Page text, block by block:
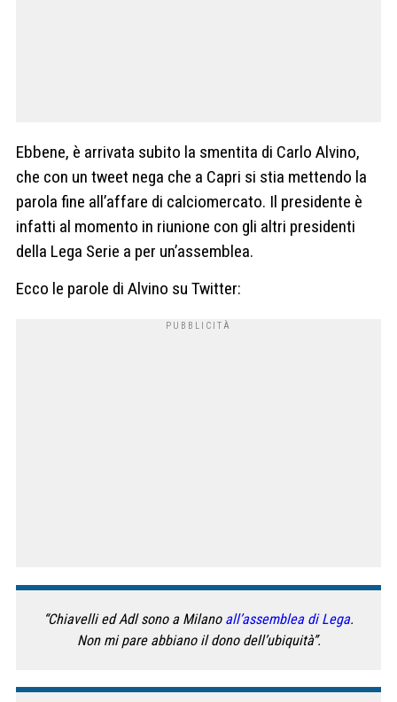
Ebbene, è arrivata subito la smentita di Carlo Alvino,
che con un tweet nega che a Capri si stia mettendo la
parola fine all’affare di calciomercato. Il presidente è
infatti al momento in riunione con gli altri presidenti
della Lega Serie a per un’assemblea.
Ecco le parole di Alvino su Twitter:
“Chiavelli ed Adl sono a Milano all’assemblea di Lega.
Non mi pare abbiano il dono dell’ubiquità”.